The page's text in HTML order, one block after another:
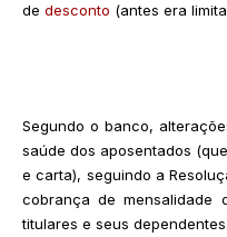
de desconto (antes era
Segundo o banco,
saúde dos aposentados
e carta), seguindo a
cobrança de
titulares e seus dependentes.